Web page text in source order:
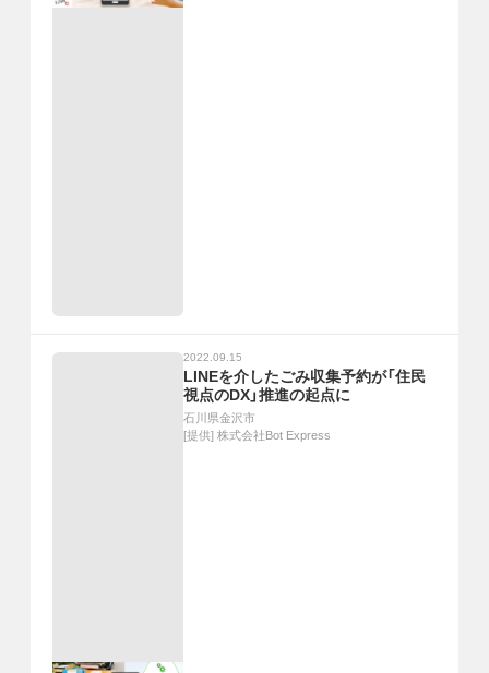
2022.09.15
LINEを介したごみ収集予約が「住民
視点のDX」推進の起点に
石川県金沢市
[提供] 株式会社Bot Express